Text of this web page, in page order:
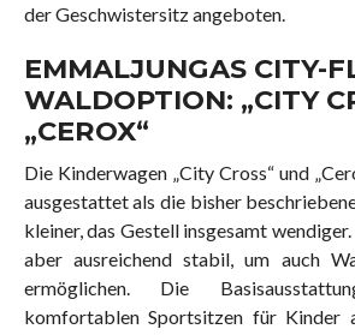
der Geschwistersitz angeboten.
EMMALJUNGAS CITY-
WALDOPTION: „CITY
„CEROX“
Die Kinderwagen „City Cross“ und
ausgestattet als die bisher
kleiner, das Gestell insgesamt
aber ausreichend stabil, um auch
ermöglichen. Die
komfortablen Sportsitzen für Kinder